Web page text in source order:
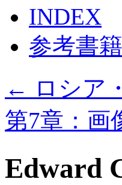
ン
ス
プ
INDEX
参考書籍
← ロシア
第7章：画
Edward